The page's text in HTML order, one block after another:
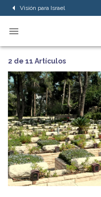
Visión para Israel
2 de 11 Artículos